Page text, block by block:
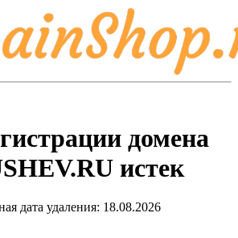
домена
истек
дата удаления: 18.08.2026